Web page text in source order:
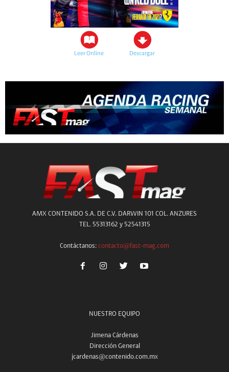
Leer Online Descargar
AMX CONTENIDO S.A. DE C.V. DARWIN 101 COL. ANZURES
TEL. 55313162 y 52541315
Contáctanos: contacto@fast-mag.com
NUESTRO EQUIPO
Jimena Cárdenas
Dirección General
jcardenas@contenido.com.mx